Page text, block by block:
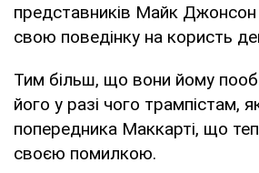
представників Майк
свою поведінку на користь
Тим більш, що вони йому
його у разі чого трампістам,
попередника Маккарті, що
своєю помилкою.